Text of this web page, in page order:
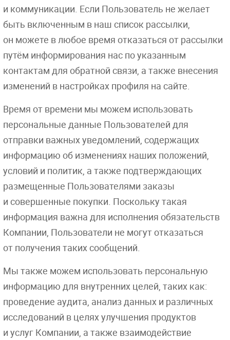
и коммуникации. Если Пользователь не желает
быть включенным в наш список рассылки,
он можете в любое время отказаться от рассылки
путём информирования нас по указанным
контактам для обратной связи, а также внесения
изменений в настройках профиля на сайте.
Время от времени мы можем использовать
персональные данные Пользователей для
отправки важных уведомлений, содержащих
информацию об изменениях наших положений,
условий и политик, а также подтверждающих
размещенные Пользователями заказы
и совершенные покупки. Поскольку такая
информация важна для исполнения обязательств
Компании, Пользователи не могут отказаться
от получения таких сообщений.
Мы также можем использовать персональную
информацию для внутренних целей, таких как:
проведение аудита, анализ данных и различных
исследований в целях улучшения продуктов
и услуг Компании, а также взаимодействие